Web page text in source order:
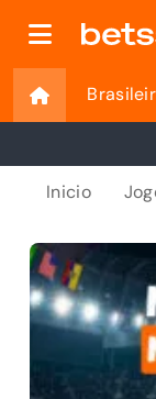
Inicio